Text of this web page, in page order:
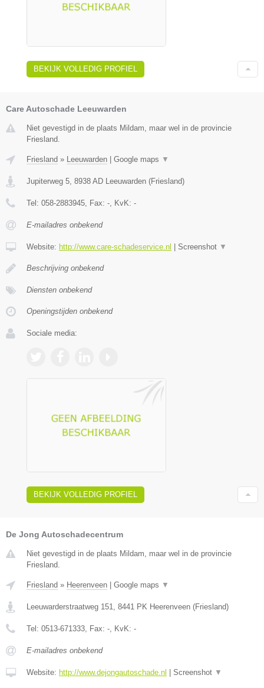
BEKIJK VOLLEDIG PROFIEL
Care Autoschade Leeuwarden
Niet gevestigd in de plaats Mildam, maar wel in de provincie
Friesland.
Friesland » Leeuwarden Google maps ▼
Jupiterweg 5, 8938 AD Leeuwarden (Friesland)
Tel: 058-2883945, Fax: -, KvK: -
E-mailadres onbekend
Website: http://www.care-schadeservice.nl Screenshot ▼
Beschrijving onbekend
Diensten onbekend
Openingstijden onbekend
Sociale media:
BEKIJK VOLLEDIG PROFIEL
De Jong Autoschadecentrum
Niet gevestigd in de plaats Mildam, maar wel in de provincie
Friesland.
Friesland » Heerenveen | Google maps ▼
Leeuwarderstraatweg 151 8441 PK Heerenveen (Friesland)
Tel: 0513-671333 , Fax: - , KvK: -
E-mailadres onbekend
Website: http://www.dejongautoschade.nl | Screenshot ▼